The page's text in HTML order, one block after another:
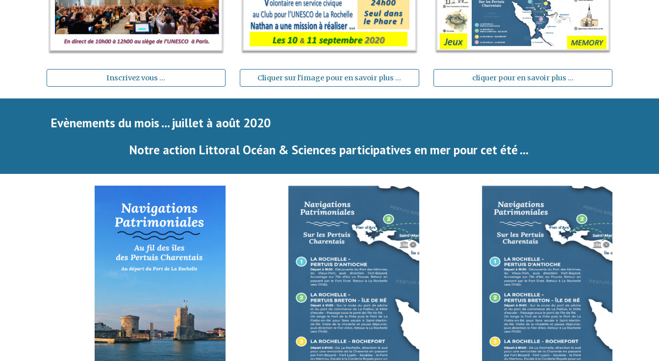
Inscrivez vous ... Cliquer sur l'image pour en savoir plus ... cliquer pour en savoir plus ...
Evènements du mois ... juillet à août 2020
Notre action Littoral Océan & Sciences participatives en mer pour cet été ...